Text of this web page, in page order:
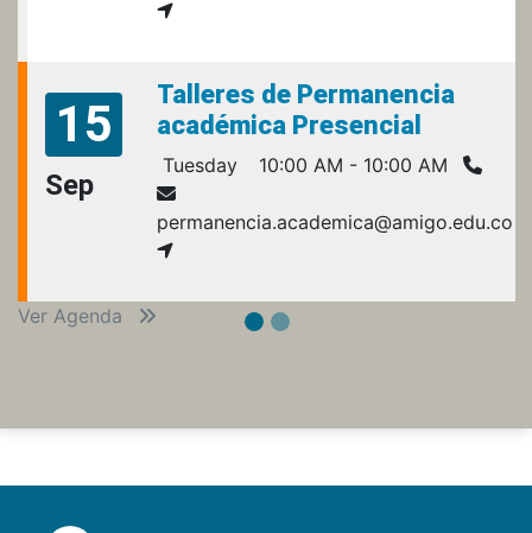
15
Sep
Talleres de Permanencia
académica Presencial
Tuesday 10:00 AM - 10:00 AM
permanencia.academica@amigo.edu.co
Ver Agenda